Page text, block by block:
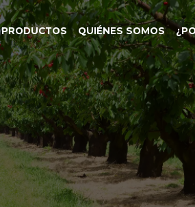
PRODUCTOS QUIÉNES SOMOS